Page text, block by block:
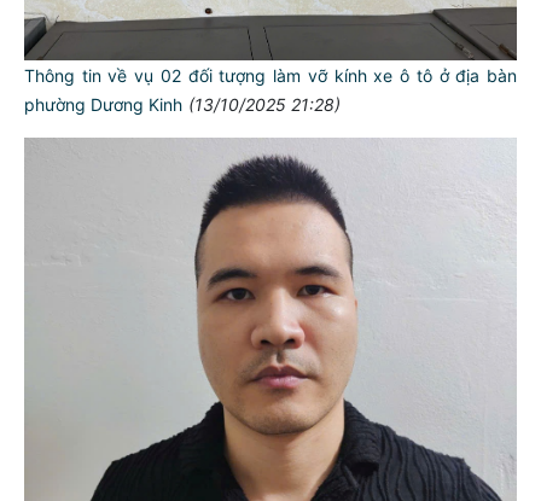
Thông tin về vụ 02 đối tượng làm vỡ kính xe ô tô ở địa bàn
phường Dương Kinh (13/10/2025 21:28)
TƯ CÁCH
NGƯỜI CÔNG AN CÁCH MỆNH LÀ:
Đối với tự mình, phải
CẦN, KIỆM, LIÊM, CHÍNH